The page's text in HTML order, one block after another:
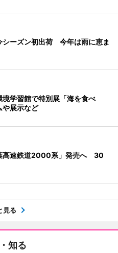
シーズン初出荷 今年は雨に恵ま
学習館で特別展「海を食べ
展示など
高速鉄道2000系」発売へ 30
見る
知る